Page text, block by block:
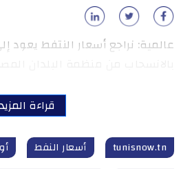
عالمية: نراجع أسعار النتفط يعود
قراءة المزيد
tunisnow.tn أسعار النفط